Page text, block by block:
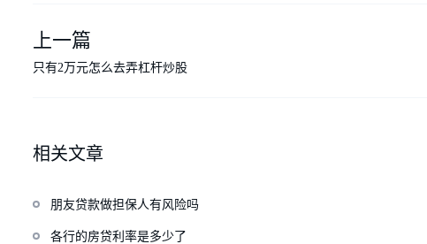
上一篇
只有2万元怎么去弄杠杆炒股
相关文章
朋友贷款做担保人有风险吗
各行的房贷利率是多少了